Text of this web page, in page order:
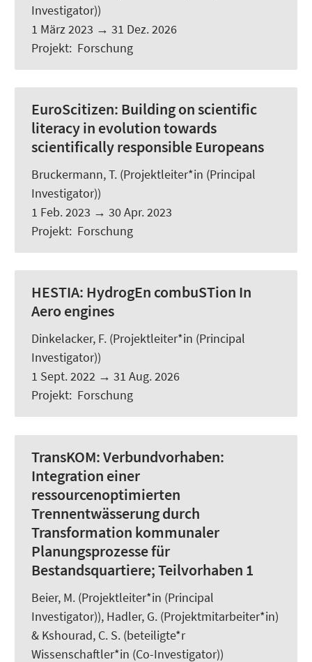
Investigator))
1 März 2023 → 31 Dez. 2026
Projekt: Forschung
EuroScitizen: Building on scientific
literacy in evolution towards
scientifically responsible Europeans
Bruckermann, T. (Projektleiter*in (Principal
Investigator))
1 Feb. 2023 → 30 Apr. 2023
Projekt: Forschung
HESTIA: HydrogEn combuSTion In
Aero engines
Dinkelacker, F. (Projektleiter*in (Principal
Investigator))
1 Sept. 2022 → 31 Aug. 2026
Projekt: Forschung
TransKOM:Verbundvorhaben:
Integration einer
ressourcenoptimierten
Trennentwässerung durch
Transformation kommunaler
Planungsprozesse für
Bestandsquartiere; Teilvorhaben 1
Beier, M. (Projektleiter*in (Principal
Investigator)), Hadler, G. (Projektmitarbeiter*in)
& Kshourad, C. S. (beteiligte*r
Wissenschaftler*in (Co-Investigator))